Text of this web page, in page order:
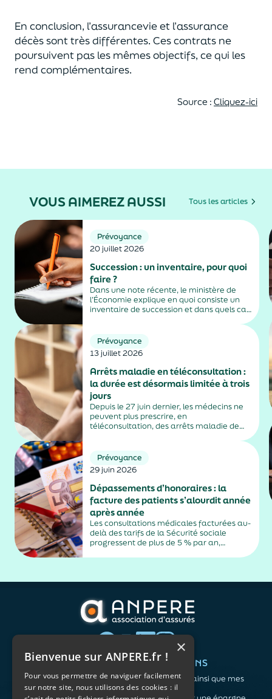
En conclusion, l’assurancevie et l’assurance
décès sont très différentes. Ces contrats ne
poursuivent pas les mêmes objectifs, ce qui les
rend complémentaires.
Source : Cliquez-ici
VOUS AIMEREZ AUSSI Tous les articles
Prévoyance
20 juillet 2026
Succession : un inventaire, pour quoi
faire ?
Dans une note récente, le ministère de
l’Économie explique en quoi consiste un
inventaire de succession et dans quels cas
Prévoyance
13 juillet 2026
Arrêts maladie en téléconsultation :
la durée est désormais limitée à trois
jours
Depuis le 27 juin dernier, les médecins ne
peuvent plus prescrire, en
téléconsultation, des arrêts maladie de
sociales et fiscales, s'inscrit dans un
durcissement plus...
Prévoyance
29 juin 2026
Dépassements d’honoraires : la
facture des patients s’alourdit année
après année
Les consultations médicales facturées au-
delà des tarifs de la Sécurité sociale
progressent de plus de 5 % par an,
alimentés par la montée en puissance des
QUI SOMMES-NOUS ?
L'association
Notre organisation
VOS BESOINS
Me protéger ainsi que mes
proches
×
Bienvenue sur ANPERE.fr !
Pour vous permettre de naviguer facilement
sur notre site, nous utilisons des cookies : il